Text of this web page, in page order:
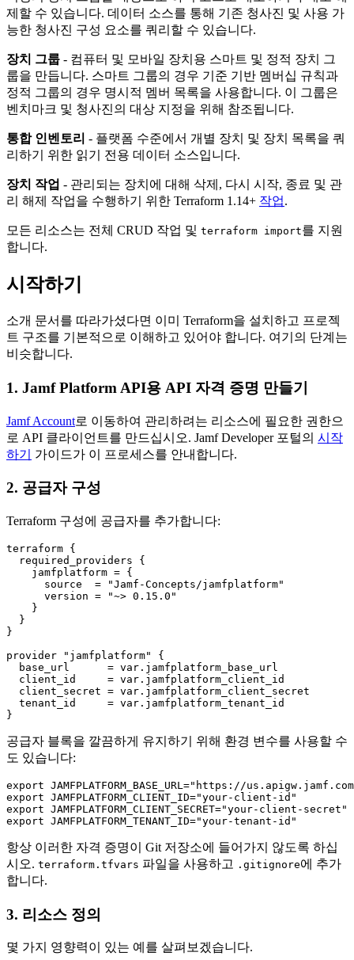
제할 수 있습니다. 데이터 소스를 통해 기존 청사진 및 사용 가
능한 청사진 구성 요소를 쿼리할 수 있습니다.
장치 그룹 - 컴퓨터 및 모바일 장치용 스마트 및 정적 장치 그
룹을 만듭니다. 스마트 그룹의 경우 기준 기반 멤버십 규칙과
정적 그룹의 경우 명시적 멤버 목록을 사용합니다. 이 그룹은
벤치마크 및 청사진의 대상 지정을 위해 참조됩니다.
통합 인벤토리 - 플랫폼 수준에서 개별 장치 및 장치 목록을 쿼
리하기 위한 읽기 전용 데이터 소스입니다.
장치 작업 - 관리되는 장치에 대해 삭제, 다시 시작, 종료 및 관
리 해제 작업을 수행하기 위한 Terraform 1.14+ 작업.
모든 리소스는 전체 CRUD 작업 및 terraform import를 지원
합니다.
시작하기
소개 문서를 따라가셨다면 이미 Terraform을 설치하고 프로젝
트 구조를 기본적으로 이해하고 있어야 합니다. 여기의 단계는
비슷합니다.
1. Jamf Platform API용 API 자격 증명 만들기
Jamf Account로 이동하여 관리하려는 리소스에 필요한 권한으
로 API 클라이언트를 만드십시오. Jamf Developer 포털의 시작
하기
가이드가 이 프로세스를 안내합니다.
2. 공급자 구성
Terraform 구성에 공급자를 추가합니다:
terraform {
  required_providers {
    jamfplatform = {
      source  = "Jamf-Concepts/jamfplatform"
      version = "~> 0.15.0"
    }
  }
}
provider "jamfplatform" {
  base_url      = var.jamfplatform_base_url
  client_id     = var.jamfplatform_client_id
  client_secret = var.jamfplatform_client_secret
  tenant_id     = var.jamfplatform_tenant_id
공급자 블록을 깔끔하게 유지하기 위해 환경 변수를 사용할 수
도 있습니다:
export JAMFPLATFORM_BASE_URL="https://
export JAMFPLATFORM_CLIENT_ID="your-client-id"
export JAMFPLATFORM_CLIENT_SECRET="your-client-secret"
항상 이러한 자격 증명이 Git 저장소에 들어가지 않도록 하십
시오. terraform.tfvars 파일을 사용하고 .gitignore에 추가
합니다.
3. 리소스 정의
몇 가지 영향력이 있는 예를 살펴보겠습니다.